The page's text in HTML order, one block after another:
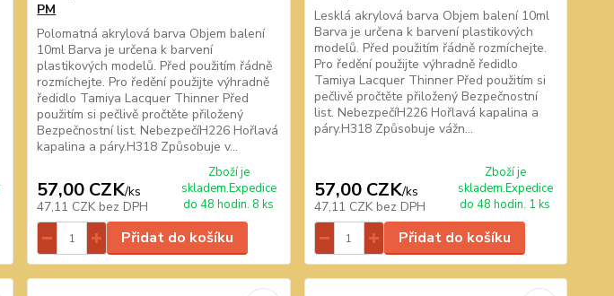
PM
Polomatná akrylová barva Objem balení
10ml Barva je určena k barvení
plastikových modelů. Před použitím řádně
rozmíchejte. Pro ředění použijte výhradně
ředidlo Tamiya Lacquer Thinner Před
použitím si pečlivě pročtěte přiložený
Bezpečnostní list. NebezpečíH226 Hořlavá
kapalina a páry.H318 Způsobuje v...
57,00 CZK/ks
47,11 CZK bez DPH
Zboží je
skladem.Expedice
do 48 hodin. 8 ks
Přidat do košíku
Lesklá akrylová barva Objem balení 10ml
Barva je určena k barvení plastikových
modelů. Před použitím řádně rozmíchejte.
Pro ředění použijte výhradně ředidlo
Tamiya Lacquer Thinner Před použitím si
pečlivě pročtěte přiložený Bezpečnostní
list. NebezpečíH226 Hořlavá kapalina a
páry.H318 Způsobuje vážn...
57,00 CZK/ks
47,11 CZK bez DPH
Zboží je
skladem.Expedice
do 48 hodin. 1 ks
Přidat do košíku